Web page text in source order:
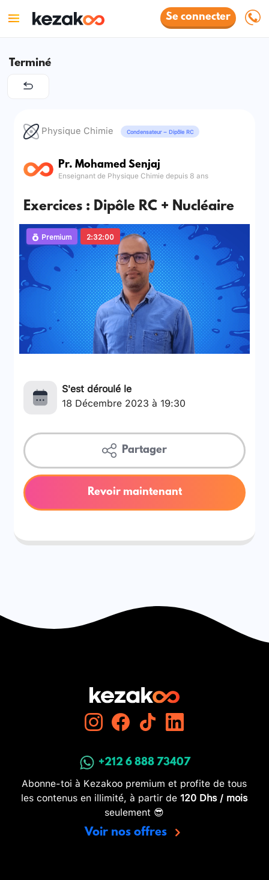
Se connecter
Terminé
Physique Chimie Condensateur – Dipôle RC
Pr. Mohamed Senjaj
Enseignant de Physique Chimie depuis 8 ans
Exercices : Dipôle RC + Nucléaire
Premium 2:32:00
S'est déroulé le
18 Décembre 2023 à 19:30
Partager
Revoir maintenant
+212 6 888 73407
Abonne-toi à Kezakoo premium et profite de tous
les contenus en illimité, à partir de 120 Dhs / mois
seulement 😎
Voir nos offres